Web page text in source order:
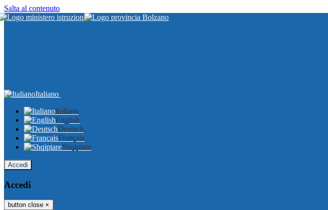
Salta al contenuto
Italiano
Italiano
English
Deutsch
Français
Shqiptare
Accedi
Accedi
button close ×